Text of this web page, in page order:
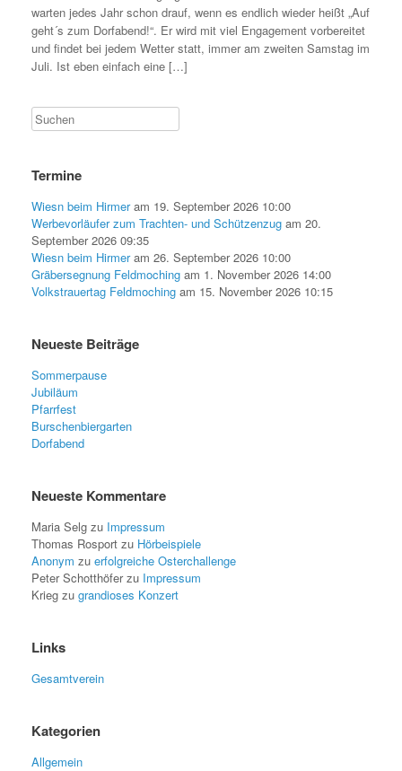
warten jedes Jahr schon drauf, wenn es endlich wieder heißt „Auf
geht´s zum Dorfabend!“. Er wird mit viel Engagement vorbereitet
und findet bei jedem Wetter statt, immer am zweiten Samstag im
Juli. Ist eben einfach eine […]
Termine
Wiesn beim Hirmeram 19. September 2026 10:00
Werbevorläufer zum Trachten- und Schützenzug am 20.
September 2026 09:35
Wiesn beim Hirmeram 26. September 2026 10:00
Gräbersegnung Feldmoching am 1. November 2026 14:00
Volkstrauertag Feldmoching am 15. November 2026 10:15
Neueste Beiträge
Sommerpause
Jubiläum
Pfarrfest
Burschenbiergarten
Dorfabend
Neueste Kommentare
Maria Selg zu Impressum
Thomas Rosport zu Hörbeispiele
Anonym zu erfolgreiche Osterchallenge
Peter Schotthöferzu Impressum
Krieg zu grandioses Konzert
Links
Gesamtverein
Kategorien
Allgemein